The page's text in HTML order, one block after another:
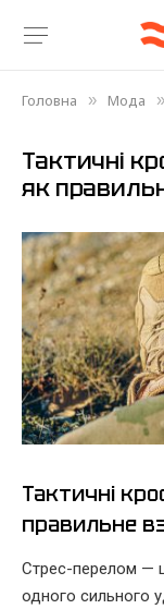
Головна » Мода »
Тактичні
як
Тактичні
правильне
Стрес-перелом —
одного сильного